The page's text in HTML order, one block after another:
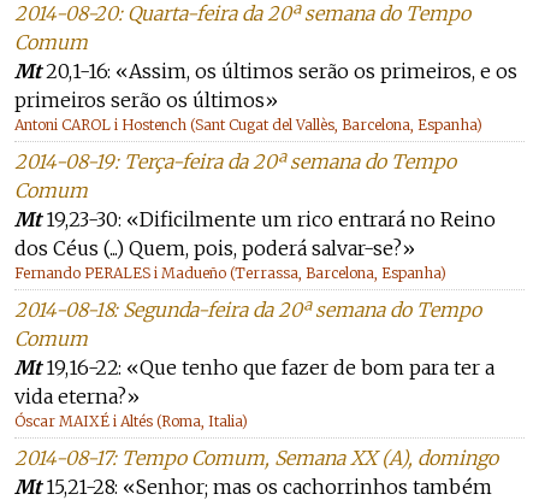
2014-08-20: Quarta-feira da 20ª semana do Tempo
Comum
Mt20,1-16: «Assim, os últimos serão os primeiros, e os
primeiros serão os últimos»
Antoni CAROL i Hostench (Sant Cugat del Vallès, Barcelona, Espanha)
2014-08-19: Terça-feira da 20ª semana do Tempo
Comum
Mt19,23-30: «Dificilmente um rico entrará no Reino
dos Céus (...) Quem, pois, poderá salvar-se?»
Fernando PERALES i Madueño (Terrassa, Barcelona, Espanha)
2014-08-18: Segunda-feira da 20ª semana do Tempo
Comum
Mt19,16-22: «Que tenho que fazer de bom para ter a
vida eterna?»
Óscar MAIXÉ i Altés (Roma, Italia)
2014-08-17: Tempo Comum, Semana XX (A), domingo
Mt15,21-28: «Senhor; mas os cachorrinhos também